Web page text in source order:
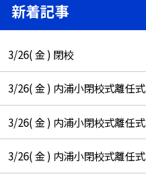
新着記事
3/26( 金 ) 閉校
3/26( 金 ) 内浦小閉校式離任式
3/26( 金 ) 内浦小閉校式離任式
3/26( 金 ) 内浦小閉校式離任式